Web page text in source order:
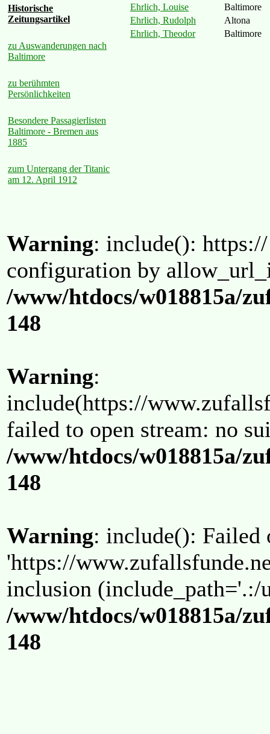
Historische
Zeitungsartikel
zu Auswanderungen nach
Baltimore
zu berühmten
Persönlichkeiten
Besondere Passagierlisten
Baltimore - Bremen aus
1885
zum Untergang der Titanic
am 12. April 1912
Ehrlich, Louise
Baltimore
Ehrlich, Rudolph
Altona
Ehrlich, Theodor
Baltimore
Warning: include():
configuration by
/www/htdocs/w018815a/
148
Warning:
include(https://
failed to open stream: no
/www/htdocs/w018815a/
148
Warning: include(): Failed
'https://
inclusion (include_path='.:/
/www/htdocs/w018815a/
148